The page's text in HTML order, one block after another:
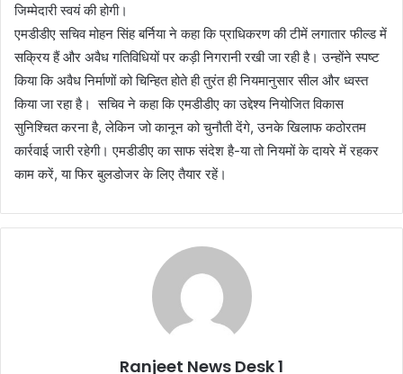
जिम्मेदारी स्वयं की होगी।
एमडीडीए सचिव मोहन सिंह बर्निया ने कहा कि प्राधिकरण की टीमें लगातार फील्ड में
सक्रिय हैं और अवैध गतिविधियों पर कड़ी निगरानी रखी जा रही है। उन्होंने स्पष्ट
किया कि अवैध निर्माणों को चिन्हित होते ही तुरंत ही नियमानुसार सील और ध्वस्त
किया जा रहा है। सचिव ने कहा कि एमडीडीए का उद्देश्य नियोजित विकास
सुनिश्चित करना है, लेकिन जो कानून को चुनौती देंगे, उनके खिलाफ कठोरतम
कार्रवाई जारी रहेगी। एमडीडीए का साफ संदेश है-या तो नियमों के दायरे में रहकर
काम करें, या फिर बुलडोजर के लिए तैयार रहें।
Ranjeet News Desk 1